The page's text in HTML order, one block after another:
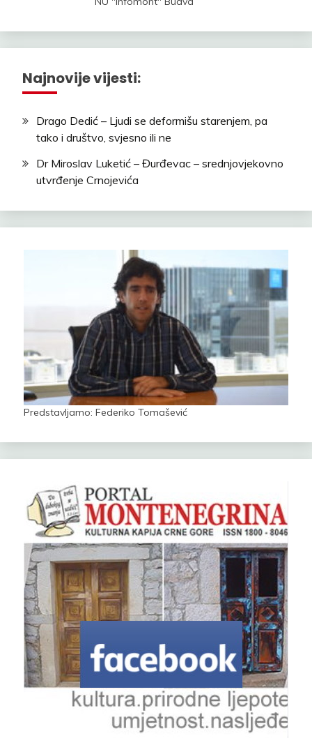
Najnovije vijesti:
Drago Dedić – Ljudi se deformišu starenjem, pa
tako i društvo, svjesno ili ne
Dr Miroslav Luketić – Đurđevac – srednjovjekovno
utvrđenje Crnojevića
Predstavljamo: Federiko Tomašević